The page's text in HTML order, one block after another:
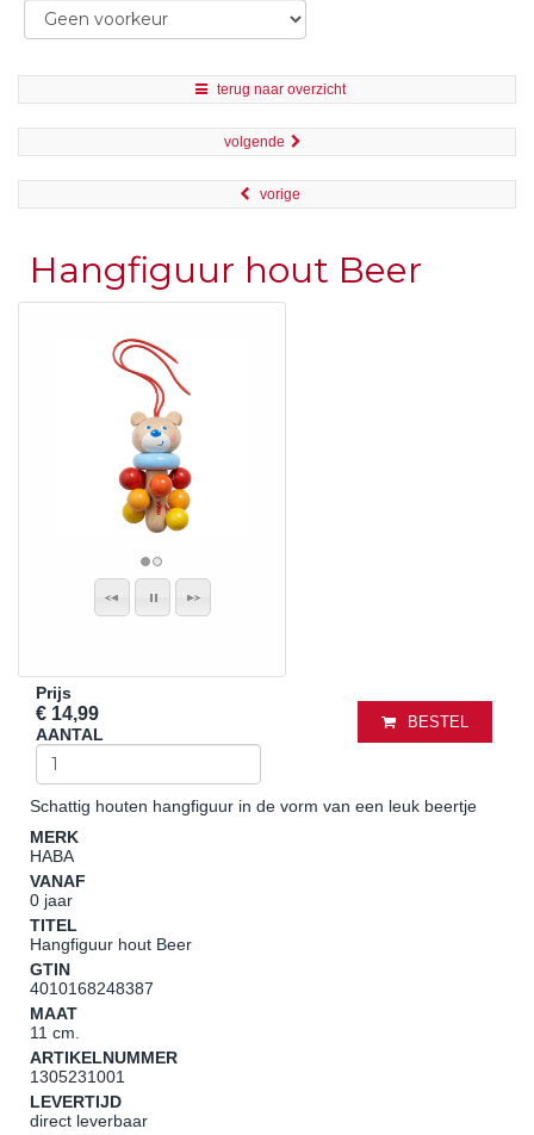
terug naar overzicht
volgende
vorige
Hangfiguur hout Beer
Prijs
€ 14,99
AANTAL
BESTEL
Schattig houten hangfiguur in de vorm van een leuk beertje
MERK
HABA
VANAF
0 jaar
TITEL
Hangfiguur hout Beer
GTIN
4010168248387
MAAT
11 cm.
ARTIKELNUMMER
1305231001
LEVERTIJD
direct leverbaar